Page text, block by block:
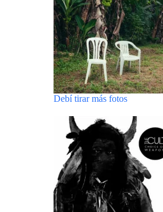
Debí tirar más fotos